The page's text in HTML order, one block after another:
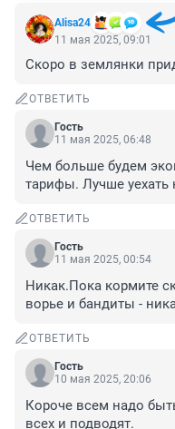
Alisa24
11 мая 2025, 09:01
Скоро в землянки
ОТВЕТИТЬ
Гость
11 мая 2025, 06:48
Чем больше будем
тарифы. Лучше
ОТВЕТИТЬ
Гость
11 мая 2025, 00:54
Никак.Пока кормите
ворье и бандиты -
ОТВЕТИТЬ
Гость
10 мая 2025, 20:06
Короче всем надо
всех и подводят.